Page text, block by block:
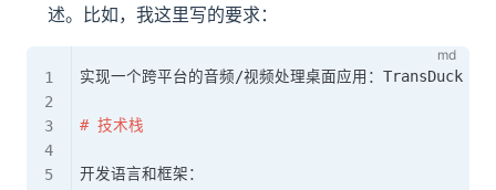
述。比如，我这里写的要求：
实现一个跨平台的音频/视频处理桌面应用：TransDuck
# 技术栈
开发语言和框架：